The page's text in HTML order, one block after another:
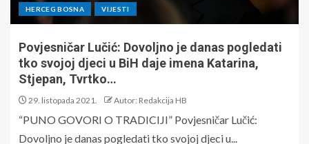
HERCEG BOSNA VIJESTI
Povjesničar Lučić: Dovoljno je danas pogledati
tko svojoj djeci u BiH daje imena Katarina,
Stjepan, Tvrtko…
29. listopada 2021. Autor: Redakcija HB
“PUNO GOVORI O TRADICIJI” Povjesničar Lučić:
Dovoljno je danas pogledati tko svojoj djeci u...